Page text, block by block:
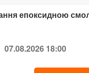
епоксидною
07.08.2026 18:00